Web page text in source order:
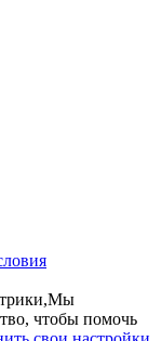
чтобы помочь